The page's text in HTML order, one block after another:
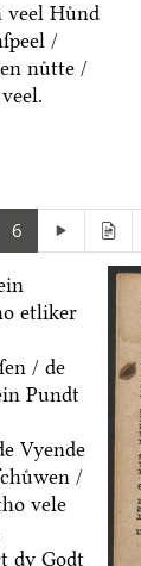
veel Huͤnd
/
nuͤtte /
6
etliker
/ de
Pundt
Vyende
/
vele
dy Godt